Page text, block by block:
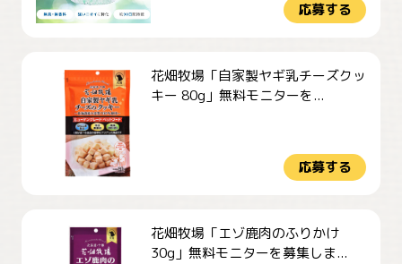
応募する
花畑牧場「自家製ヤギ乳チーズクッ
キー 80g」無料モニターを...
応募する
花畑牧場「エゾ鹿肉のふりかけ
30g」無料モニターを募集しま...